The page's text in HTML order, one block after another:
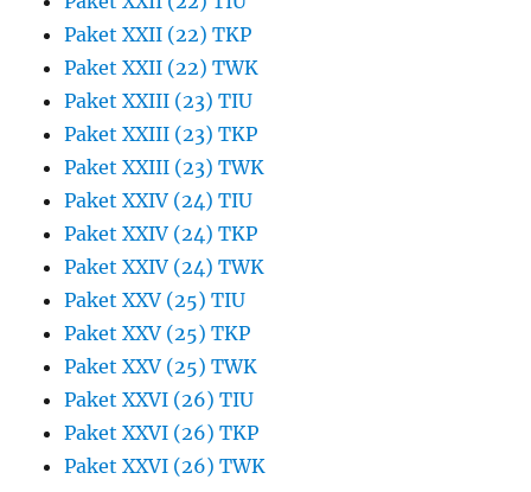
Paket XXII (22) TKP
Paket XXII (22) TWK
Paket XXIII (23) TIU
Paket XXIII (23) TKP
Paket XXIII (23) TWK
Paket XXIV (24) TIU
Paket XXIV (24) TKP
Paket XXIV (24) TWK
Paket XXV (25) TIU
Paket XXV (25) TKP
Paket XXV (25) TWK
Paket XXVI (26) TIU
Paket XXVI (26) TKP
Paket XXVI (26) TWK